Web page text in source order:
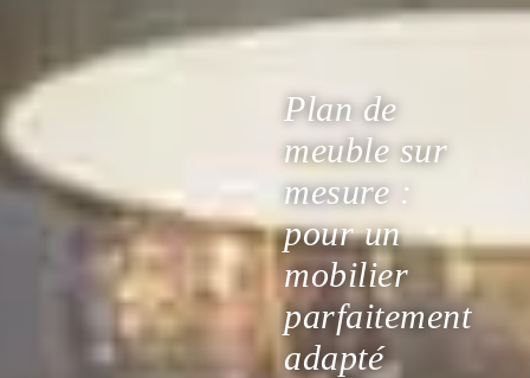
Plan de
meuble sur
mesure :
pour un
mobilier
parfaitement
adapté